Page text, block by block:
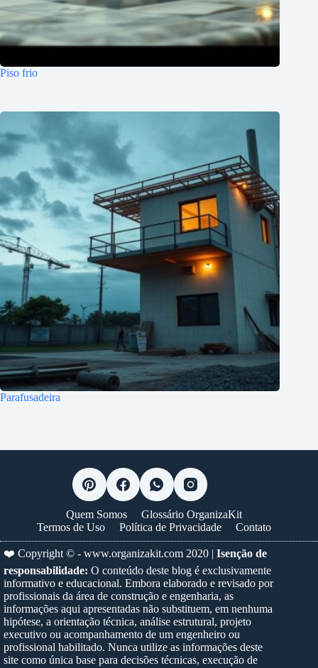
Piso frio
Parafusadeira
Quem Somos
Glossário OrganizaKit
Termos de Uso
Política de Privacidade Contato
❤️ Copyright © - www.organizakit.com 2020 | Isenção de
responsabilidade: O conteúdo deste blog é exclusivamente
informativo e educacional. Embora elaborado e revisado por
profissionais da área de construção e engenharia, as
informações aqui apresentadas não substituem, em nenhuma
hipótese, a orientação técnica, análise estrutural, projeto
executivo ou acompanhamento de um engenheiro ou
profissional habilitado. Nunca utilize as informações deste
site como única base para decisões técnicas, execução de